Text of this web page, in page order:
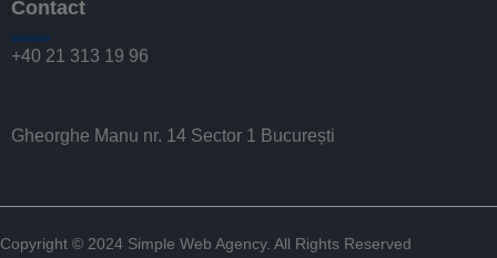
Contact
+40 21 313 19 96
Gheorghe Manu nr. 14 Sector 1 București
Copyright © 2024 Simple Web Agency. All Rights Reserved